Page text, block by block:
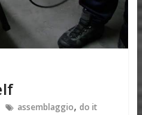
assemblaggio, do it